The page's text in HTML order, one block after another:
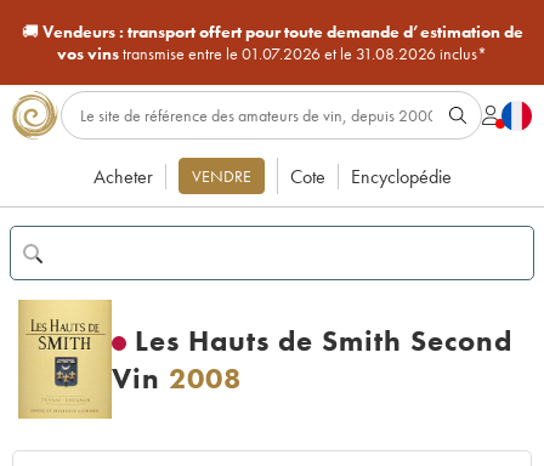
🚚Vendeurs : transport offert pour toute demande d’estimation de
vos vinstransmise entre le 01.07.2026 et le 31.08.2026 inclus*
Acheter VENDRE Cote Encyclopédie
Les Hauts de Smith Second
Vin 2008